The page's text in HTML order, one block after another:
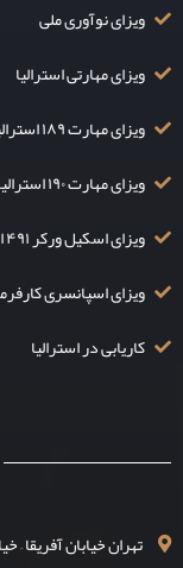
ویزای نوآوری ملی
ویزای مهارتی استرالیا
ویزای مهارت ۱۸۹ استرالیا
ویزای مهارت ۱۹۰ استرالیا
ویزای اسکیل ورکر ۴۹۱ استرالیا
ویزای اسپانسری
کاریابی در استرالیا
تهران خیابان آفریقا –